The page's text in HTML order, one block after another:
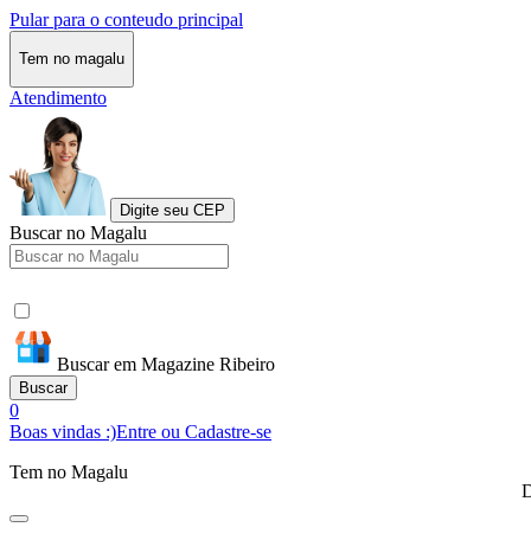
Pular para o conteudo principal
Tem no magalu
Atendimento
Digite seu CEP
Buscar no Magalu
Buscar em Magazine Ribeiro
Buscar
0
Boas vindas :)Entre ou Cadastre-se
Tem no Magalu